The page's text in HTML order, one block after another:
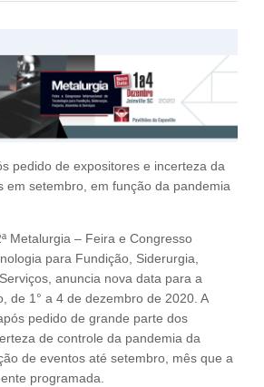
pedido de expositores e incerteza da
em setembro, em função da pandemia
Metalurgia – Feira e Congresso
para Fundição, Siderurgia,
anuncia nova data para a
de 1° a 4 de dezembro de 2020. A
pedido de grande parte dos
de controle da pandemia da
de eventos até setembro, mês que a
programada.